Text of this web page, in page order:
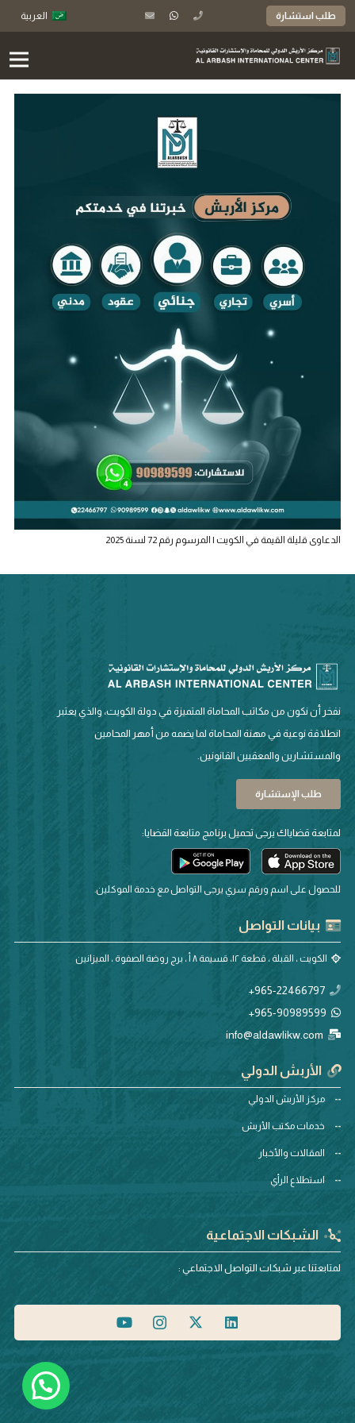
طلب استشارة العربية
الدعاوى قليلة القيمة في الكويت | المرسوم رقم 72 لسنة 2025
نفخر أن نكون من مكاتب المحاماة المتميزة في دولة الكويت، والذي يعتبر
انطلاقة نوعية في مهنة المحاماة لما يضمه من أمهر المحامين
والمستشارين والمعقبين القانونين.
طلب الإستشارة
لمتابعة قضاياك يرجى تحميل برنامج متابعة القضايا:
للحصول على اسم ورقم سري يرجى التواصل مع خدمة الموكلين.
بيانات التواصل
الكويت ، القبلة ، قطعة ١٢، قسيمة ٨ أ ، برج روضة الصفوة ، الميزانين
965-22466797+
965-90989599+
info@aldawlikw.com
الأربش الدولي
مركز الأربش الدولي
خدمات مكتب الأربش
المقالات والأخبار
استطلاع الرأي
الشبكات الاجتماعية
لمتابعتنا عبر شبكات التواصل الاجتماعي :